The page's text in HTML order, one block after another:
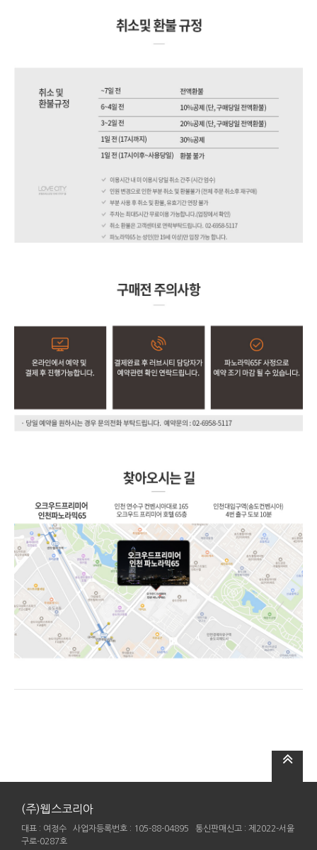
(주)웹스코리아
대표 : 여정수 사업자등록번호 : 105-88-04895 통신판매신고 : 제2022-서울
구로-0287호